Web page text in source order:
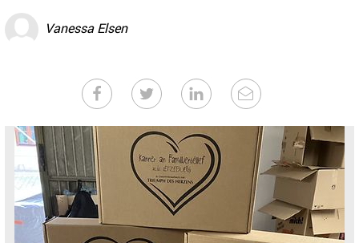
Vanessa Elsen